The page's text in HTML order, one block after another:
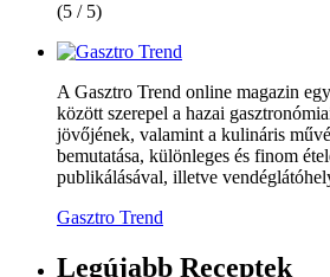
(5 / 5)
A Gasztro Trend online magazin
között szerepel a hazai
jövőjének, valamint a kulináris
bemutatása, különleges és finom
publikálásával, illetve
Gasztro Trend
Legújabb Receptek